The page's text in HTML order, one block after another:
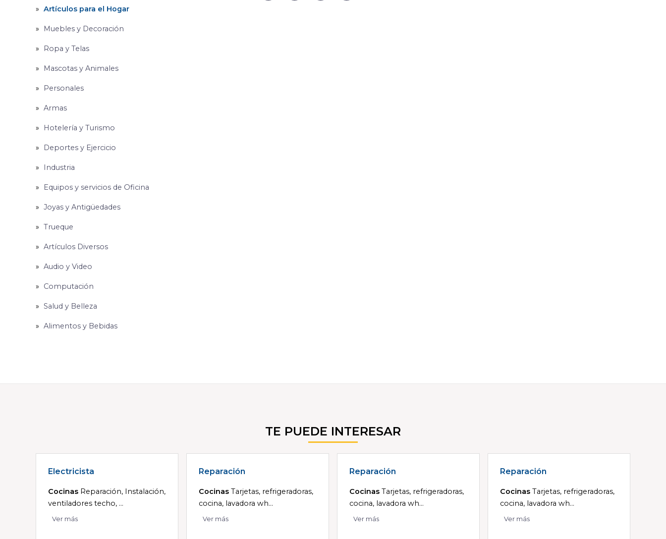
Artículos para el Hogar
Muebles y Decoración
Ropa y Telas
Mascotas y Animales
Personales
Armas
Hotelería y Turismo
Deportes y Ejercicio
Industria
Equipos y servicios de Oficina
Joyas y Antigüedades
Trueque
Artículos Diversos
Audio y Video
Computación
Salud y Belleza
Alimentos y Bebidas
TE PUEDE INTERESAR
Electricista
Cocinas Reparación, Instalación,
ventiladores techo, ...
Ver más
Reparación
Cocinas Tarjetas, refrigeradoras,
cocina, lavadora wh...
Ver más
Reparación
Cocinas Tarjetas, refrigeradoras,
cocina, lavadora wh...
Ver más
Reparación
Cocinas Tarjetas, refrigeradoras,
cocina, lavadora wh...
Ver más